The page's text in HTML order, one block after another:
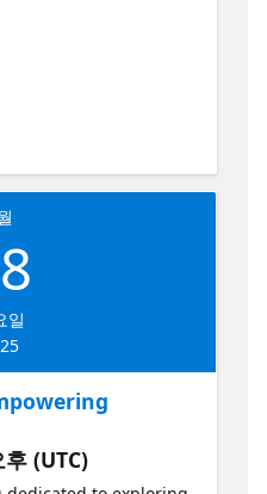
herramienta
Copilot es clave
su potencial. Únete a
práctica donde
de Copilot y
de
compañero de IA.
una serie de
para ayudarte a
Aspasionados
y la
este evento te
GitHub Copilot
a utilizar sus
que también
asistente de IA
de trabajo, reducir
일
(UTC)